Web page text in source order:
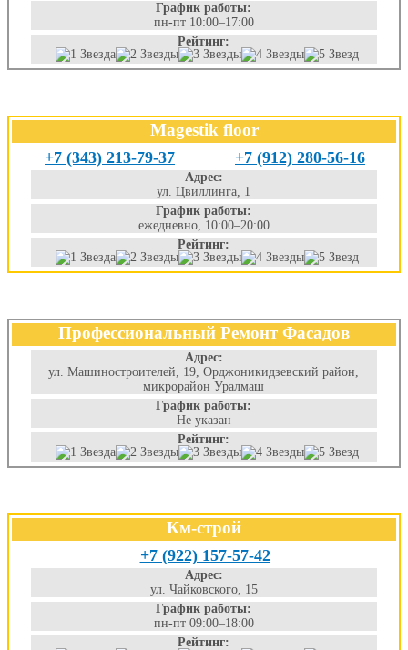
График работы:
пн-пт 10:00–17:00
Рейтинг:
Magestik floor
+7 (343) 213-79-37 +7 (912) 280-56-16
Адрес:
ул. Цвиллинга, 1
График работы:
ежедневно, 10:00–20:00
Рейтинг:
Профессиональный Ремонт Фасадов
Адрес:
ул. Машиностроителей, 19, Орджоникидзевский район,
микрорайон Уралмаш
График работы:
Не указан
Рейтинг:
Км-строй
+7 (922) 157-57-42
Адрес:
ул. Чайковского, 15
График работы:
пн-пт 09:00–18:00
Рейтинг: